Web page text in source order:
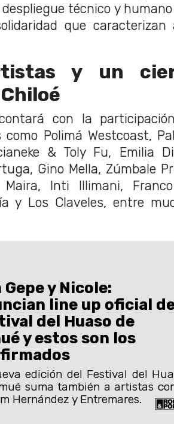
técnico y
que caracterizan
y un
con la
Polimá Westcoast,
& Toly Fu, Emilia
Gino Mella, Zúmbale
Inti Illimani,
y Los Claveles, entre
Gepe y Nicole:
line up oficial
del Huaso de
y estos son los
edición del Festival del
suma también a artistas
Hernández y Entremares.